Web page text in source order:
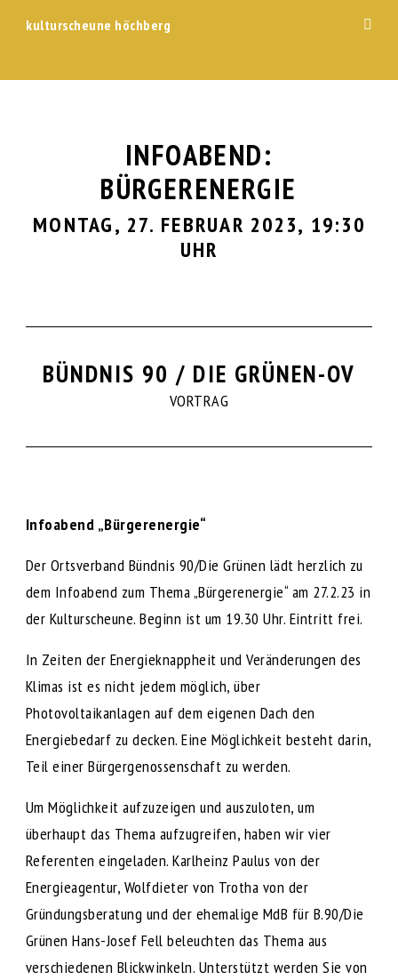
kulturscheune höchberg
INFOABEND:
BÜRGERENERGIE
MONTAG, 27. FEBRUAR 2023, 19:30
UHR
BÜNDNIS 90 / DIE GRÜNEN-OV
VORTRAG
Infoabend „Bürgerenergie“
Der Ortsverband Bündnis 90/Die Grünen lädt herzlich zu
dem Infoabend zum Thema „Bürgerenergie“ am 27.2.23 in
der Kulturscheune. Beginn ist um 19.30 Uhr. Eintritt frei.
In Zeiten der Energieknappheit und Veränderungen des
Klimas ist es nicht jedem möglich, über
Photovoltaikanlagen auf dem eigenen Dach den
Energiebedarf zu decken. Eine Möglichkeit besteht darin,
Teil einer Bürgergenossenschaft zu werden.
Um Möglichkeit aufzuzeigen und auszuloten, um
überhaupt das Thema aufzugreifen, haben wir vier
Referenten eingeladen. Karlheinz Paulus von der
Energieagentur, Wolfdieter von Trotha von der
Gründungsberatung und der ehemalige MdB für B.90/Die
Grünen Hans-Josef Fell beleuchten das Thema aus
verschiedenen Blickwinkeln. Unterstützt werden Sie von